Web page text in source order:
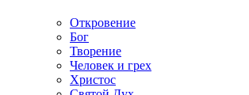
Откровение
Бог
Творение
Человек и грех
Христос